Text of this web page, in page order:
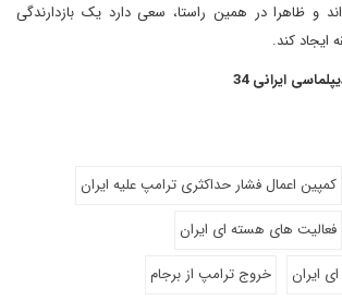
و ظاهرا در همین راستا، سعی دارد یک بازدارندگی
ایجاد کند.
ایرانی 34
کمپین اعمال فشار حداکثری ترامپ علیه ایران
فعالیت های هسته ای ایران
ایران
خروج ترامپ از برجام